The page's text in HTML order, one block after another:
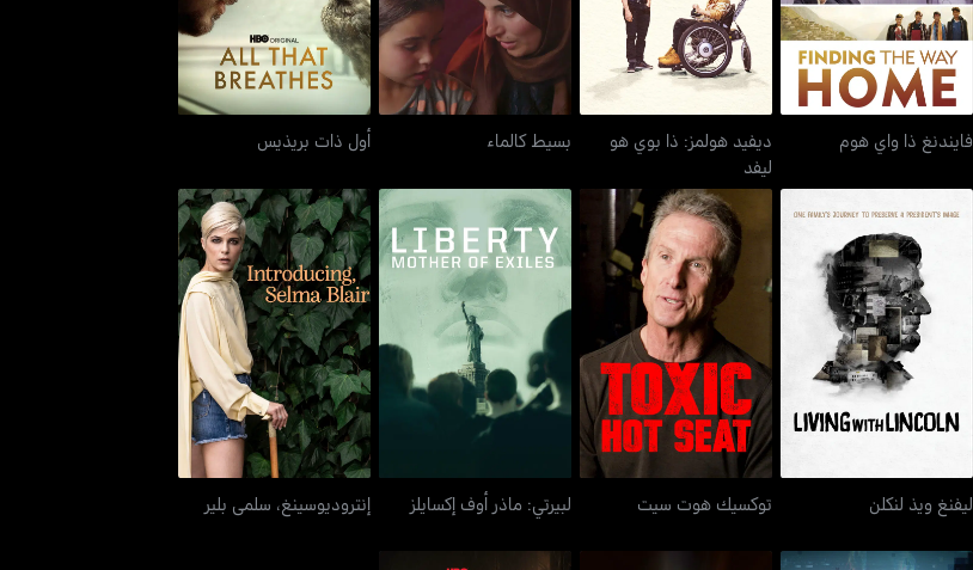
فايندنغ ذا واي هوم
ديفيد هولمز: ذا بوي هو
ليفد
بسيط كالماء أول ذات بريذيس
ليفنغ ويذ لنكلن
ليفنغ ويذ لنكلن
توكسيك هوت سيت
توكسيك هوت سيت
لبيرتي: ماذر أوف إكسايلز
لبيرتي: ماذر أوف إكسايلز
إنتروديوسينغ، سلمى بلير
إنتروديوسينغ، سلمى بلير